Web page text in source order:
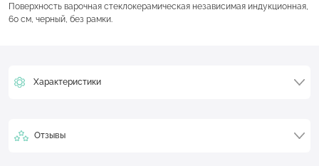
Поверхность варочная стеклокерамическая независимая индукционная,
60 см, черный, без рамки.
Характеристики
Отзывы